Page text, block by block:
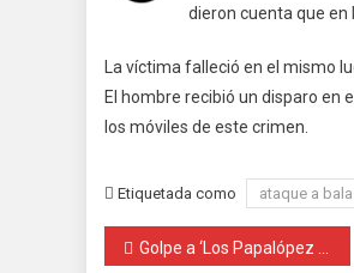
dieron cuenta que en
La víctima falleció en el mismo
El hombre recibió un disparo en
los móviles de este crimen.
Etiquetada como ataque a bala
Navegación
Golpe a ‘Los Papalópez de la 14’: caen 6 por extorsión y concierto para delinquir